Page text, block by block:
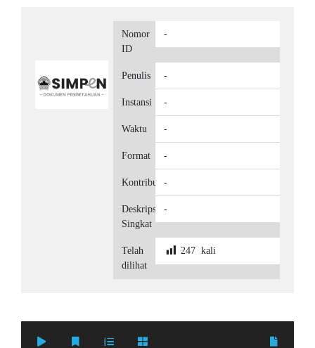
Nomor
ID
-
Penulis -
Instansi -
Waktu -
Format -
Kontributor
-
Deskripsi
Singkat
-
Telah
dilihat
247kali